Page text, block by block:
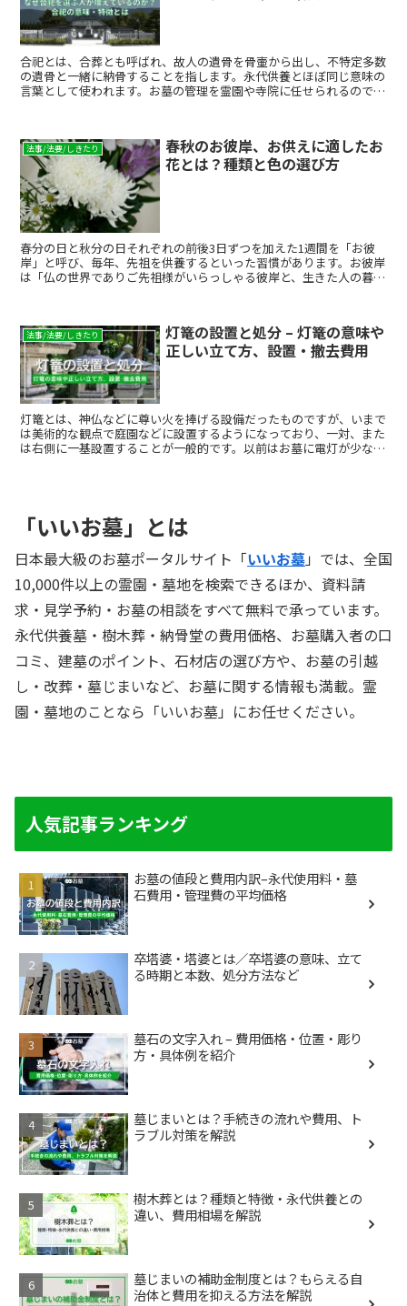
合祀とは、合葬とも呼ばれ、故人の遺骨を骨壷から出し、不特定多数
の遺骨と一緒に納骨することを指します。永代供養とほぼ同じ意味の
言葉として使われます。お墓の管理を霊園や寺院に任せられるので、
祀を選ぶ人が増えています。ただ、合祀はその性質上、必ずしも家族
の同意が得られるとは限りません。 ここでは、合祀のメリット・デ
メリット、骨壷の扱い、費用、合祀を選ぶ際の注意点などを、順を追
って詳しくご説明します。
法事/法要/しきたり
春秋のお彼岸、お供えに適したお
花とは？種類と色の選び方
春分の日と秋分の日それぞれの前後3日ずつを加えた1週間を「お彼
岸」と呼び、毎年、先祖を供養するといった習慣があります。お彼岸
は「仏の世界でありご先祖様がいらっしゃる彼岸と、生きた人の暮ら
法事/法要/しきたり
灯篭の設置と処分 – 灯篭の意味や
正しい立て方、設置・撤去費用
灯篭とは、神仏などに尊い火を捧げる設備だったものですが、いまで
は美術的な観点で庭園などに設置するようになっており、一対、また
は右側に一基設置することが一般的です。以前はお墓に電灯が少なか
「いいお墓」とは
日本最大級のお墓ポータルサイト「いいお墓」では、全国
10,000件以上の霊園・墓地を検索できるほか、資料請
求・見学予約・お墓の相談をすべて無料で承っています。
永代供養墓・樹木葬・納骨堂の費用価格、お墓購入者の口
コミ、建墓のポイント、石材店の選び方や、お墓の引越
し・改葬・墓じまいなど、お墓に関する情報も満載。霊
園・墓地のことなら「いいお墓」にお任せください。
人気記事ランキング
お墓の値段と費用内訳–永代使用料・墓
石費用・管理費の平均価格
卒塔婆・塔婆とは／卒塔婆の意味、立て
る時期と本数、処分方法など
墓石の文字入れ – 費用価格・位置・彫り
方・具体例を紹介
墓じまいとは？手続きの流れや費用、ト
ラブル対策を解説
樹木葬とは？種類と特徴・永代供養との
違い、費用相場を解説
墓じまいの補助金制度とは？もらえる自
治体と費用を抑える方法を解説